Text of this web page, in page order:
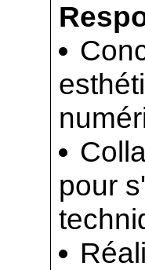
pour